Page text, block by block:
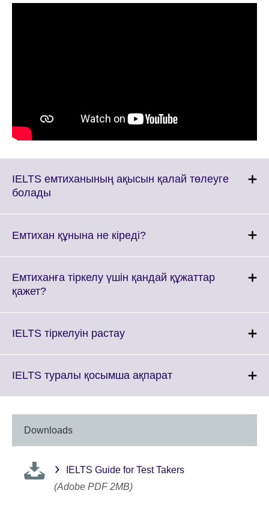
IELTS емтиханының ақысын қалай төлеуге
болады
More
Емтихан құнына не кіреді?Click
More
Емтиханға тіркелу үшін қандай құжаттар
қажет?Click
More
IELTS тіркелуін растауClick
More
IELTS туралы қосымша ақпаратClick
More
available.
Downloads
IELTS Guide for Test Takers
(Adobe PDF 2MB)